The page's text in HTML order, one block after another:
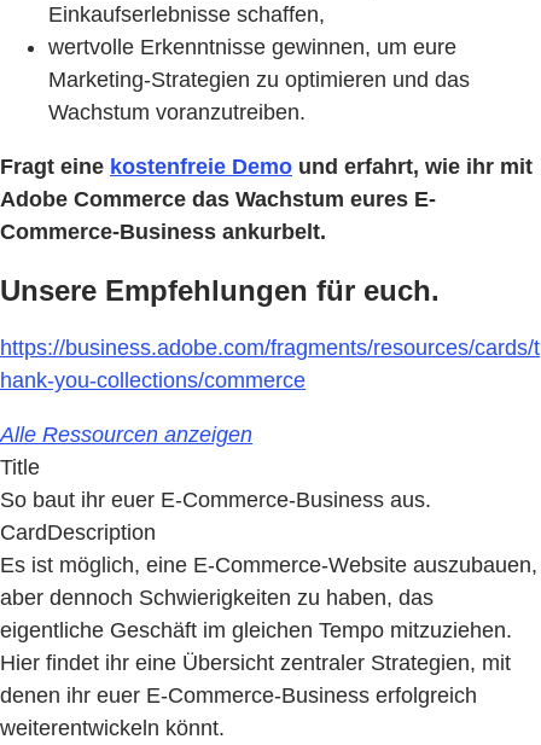
Einkaufserlebnisse schaffen,
wertvolle Erkenntnisse gewinnen, um eure
Marketing-Strategien zu optimieren und das
Wachstum voranzutreiben.
Fragt eine kostenfreie Demo und erfahrt, wie ihr mit
Adobe Commerce das Wachstum eures E-
Commerce-Business ankurbelt.
Unsere Empfehlungen für euch.
https://business.adobe.com/fragments/resources/cards/t
hank-you-collections/commerce
Alle Ressourcen anzeigen
Title
So baut ihr euer E-Commerce-Business aus.
CardDescription
Es ist möglich, eine E-Commerce-Website auszubauen,
aber dennoch Schwierigkeiten zu haben, das
eigentliche Geschäft im gleichen Tempo mitzuziehen.
Hier findet ihr eine Übersicht zentraler Strategien, mit
denen ihr euer E-Commerce-Business erfolgreich
weiterentwickeln könnt.